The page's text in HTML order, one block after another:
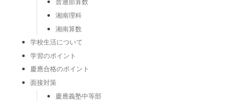
湘南理科
湘南算数
学校生活について
学習のポイント
慶應合格のポイント
面接対策
慶應義塾中等部